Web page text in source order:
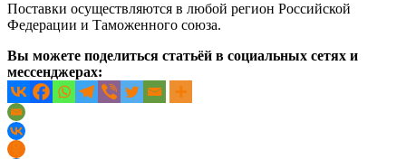
Поставки осуществляются в любой регион Российской
Федерации и Таможенного союза.
Вы можете поделиться статьёй в социальных сетях и
мессенджерах: